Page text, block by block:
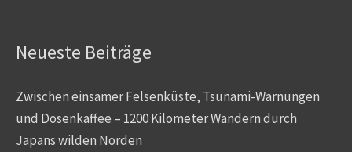
Neueste Beiträge
Zwischen einsamer Felsenküste, Tsunami-Warnungen
und Dosenkaffee – 1200 Kilometer Wandern durch
Japans wilden Norden